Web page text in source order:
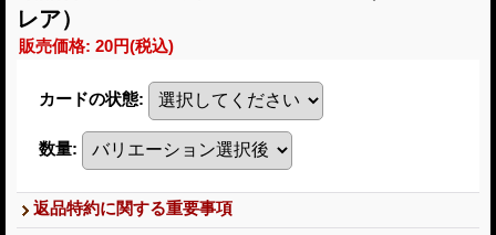
レア）
販売価格: 20円(税込)
カードの状態:
数量:
返品特約に関する重要事項